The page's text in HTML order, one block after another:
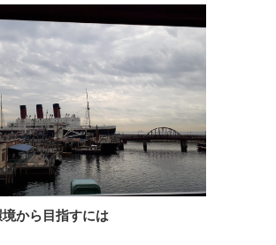
から目指すには